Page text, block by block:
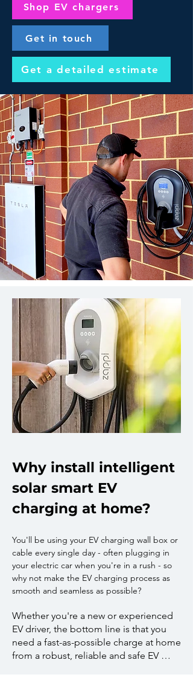
Shop EV chargers
Get in touch
Get a detailed estimate
Why install intelligent
solar smart EV
charging at home?
You'll be using your EV charging wall box or
cable every single day - often plugging in
your electric car when you're in a rush - so
why not make the EV charging process as
smooth and seamless as possible?
Whether you're a new or experienced
EV driver, the bottom line is that you
need a fast-as-possible charge at home
from a robust, reliable and safe EV